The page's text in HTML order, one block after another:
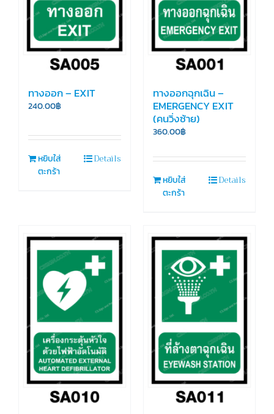
ทางออก – EXIT
240.00฿
หยิบใส่
ตะกร้า
Details
ทางออกฉุกเฉิน –
EMERGENCY EXIT
(คนวิ่งซ้าย)
360.00฿
หยิบใส่
ตะกร้า
Details